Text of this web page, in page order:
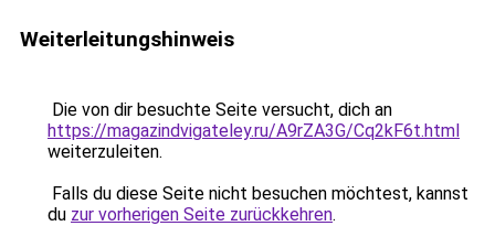
Weiterleitungshinweis
Die von dir besuchte Seite versucht, dich an
https://magazindvigateley.ru/A9rZA3G/Cq2kF6t.html
weiterzuleiten.
Falls du diese Seite nicht besuchen möchtest, kannst
du zur vorherigen Seite zurückkehren.